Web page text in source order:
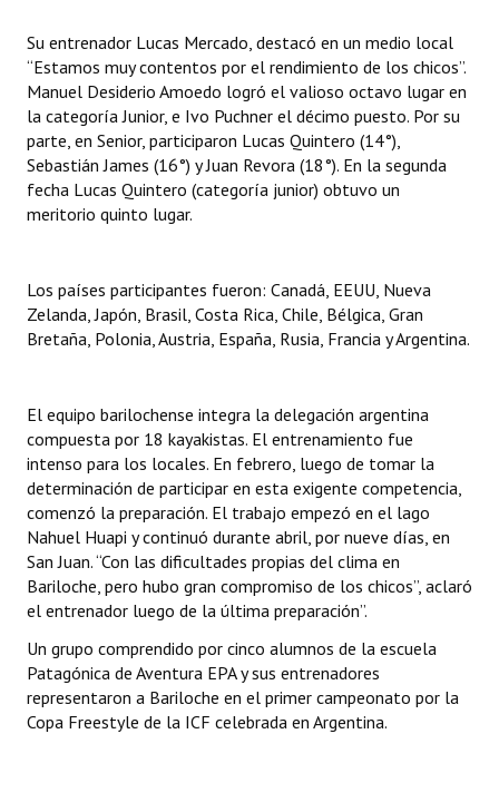
Premio al Mérito - Registro
Audiencias Públicas - Registro
Mujeres que Dejaron Huellas - Registro
Periodistas Decanos - Registro
Banca del Vecino - Registro
Huéspedes de Honor - Registro
Reconocimientos - Registro
Bariloche, Municipio intercultural
Entrega de distinciones
REFORMA DE LA CARTA ORGÁNICA
Su entrenador Lucas Mercado, destacó en un medio local
“Estamos muy contentos por el rendimiento de los chicos”.
Manuel Desiderio Amoedo logró el valioso octavo lugar en
la categoría Junior, e Ivo Puchner el décimo puesto. Por su
parte, en Senior, participaron Lucas Quintero (14°),
Sebastián James (16°) y Juan Revora (18°). En la segunda
fecha Lucas Quintero (categoría junior) obtuvo un
meritorio quinto lugar.
Los países participantes fueron: Canadá, EEUU, Nueva
Zelanda, Japón, Brasil, Costa Rica, Chile, Bélgica, Gran
Bretaña, Polonia, Austria, España, Rusia, Francia y Argentina.
El equipo barilochense integra la delegación argentina
compuesta por 18 kayakistas. El entrenamiento fue
intenso para los locales. En febrero, luego de tomar la
determinación de participar en esta exigente competencia,
comenzó la preparación. El trabajo empezó en el lago
Nahuel Huapi y continuó durante abril, por nueve días, en
San Juan. “Con las dificultades propias del clima en
Bariloche, pero hubo gran compromiso de los chicos”, aclaró
el entrenador luego de la última preparación”.
Un grupo comprendido por cinco alumnos de la escuela
Patagónica de Aventura EPA y sus entrenadores
representaron a Bariloche en el primer campeonato por la
Copa Freestyle de la ICF celebrada en Argentina.